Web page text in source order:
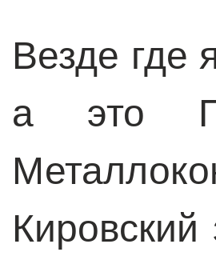
Везде где
а это